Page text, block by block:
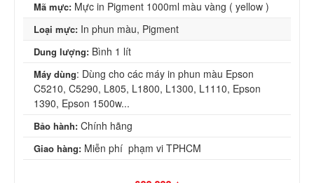
Mã mực: Mực in Pigment 1000ml màu vàng ( yellow )
Loại mực: In phun màu, Pigment
Dung lượng: Bình 1 lít
Máy dùng: Dùng cho các máy in phun màu Epson
C5210, C5290, L805, L1800, L1300, L1110, Epson
1390, Epson 1500w...
Bảo hành: Chính hãng
Giao hàng: Miễn phí phạm vi TPHCM